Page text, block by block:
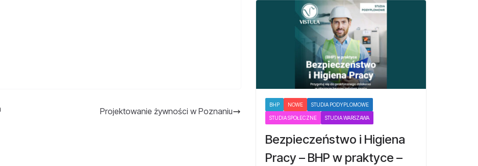
Projektowanie żywności w Poznaniu
BHP NOWE STUDIA PODYPLOMOWE
STUDIA SPOŁECZNE STUDIA WARSZAWA
Bezpieczeństwo i Higiena
Pracy – BHP w praktyce –